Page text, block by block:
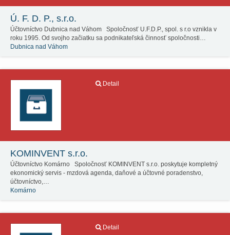
Ú. F. D. P., s.r.o.
Účtovníctvo Dubnica nad Váhom Spoločnosť U.F.D.P., spol. s r.o vznikla v
roku 1995. Od svojho začiatku sa podnikateľská činnosť spoločnosti…
Dubnica nad Váhom
Detail
KOMINVENT s.r.o.
Účtovníctvo Komárno Spoločnosť KOMINVENT s.r.o. poskytuje kompletný
ekonomický servis - mzdová agenda, daňové a účtovné poradenstvo,
účtovníctvo,…
Komárno
Detail